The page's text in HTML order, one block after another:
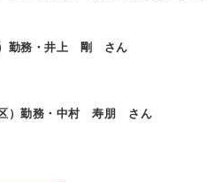
）勤務・井上 剛 さん
区）勤務・中村 寿朋 さん